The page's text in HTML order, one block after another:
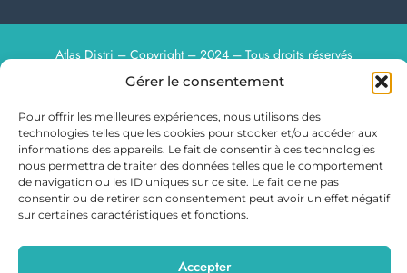
Gérer le consentement
Pour offrir les meilleures expériences, nous utilisons des
technologies telles que les cookies pour stocker et/ou accéder aux
informations des appareils. Le fait de consentir à ces technologies
nous permettra de traiter des données telles que le comportement
de navigation ou les ID uniques sur ce site. Le fait de ne pas
consentir ou de retirer son consentement peut avoir un effet négatif
sur certaines caractéristiques et fonctions.
Accepter
Atlas Distri – Copyright – 2024 – Tous droits réservés